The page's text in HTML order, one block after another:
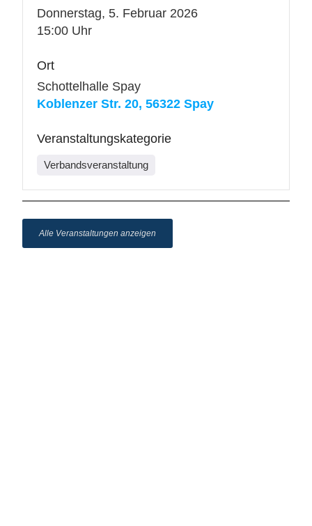
Donnerstag, 5. Februar 2026
15:00 Uhr
Ort
Schottelhalle Spay
Koblenzer Str. 20, 56322 Spay
Veranstaltungskategorie
Verbandsveranstaltung
Alle Veranstaltungen anzeigen